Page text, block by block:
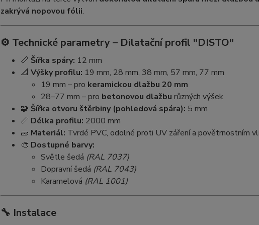
zakrývá nopovou fólii.
⚙️ Technické parametry – Dilatační profil "DISTO"
📏 Šířka spáry: 12 mm
📐 Výšky profilu: 19 mm, 28 mm, 38 mm, 57 mm, 77 mm
19 mm – pro keramickou dlažbu 20 mm
28–77 mm – pro betonovou dlažbu různých výšek
🧩 Šířka otvoru štěrbiny (pohledová spára): 5 mm
📏 Délka profilu: 2000 mm
🧱 Materiál: Tvrdé PVC, odolné proti UV záření a povětrnostním
🎨 Dostupné barvy:
Světle šedá (RAL 7037)
Dopravní šedá (RAL 7043)
Karamelová (RAL 1001)
🔧 Instalace